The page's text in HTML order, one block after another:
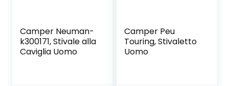
Camper Neuman-
k300171, Stivale alla
Caviglia Uomo
Camper Peu
Touring, Stivaletto
Uomo